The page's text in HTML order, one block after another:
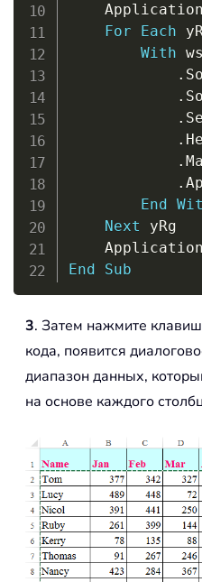
    Application
For
Each
With ws
.
.
.
.
.
.
End
Next yRg
    Application
End
Sub
3. Затем нажмите
кода, появится
диапазон данных,
на основе каждого